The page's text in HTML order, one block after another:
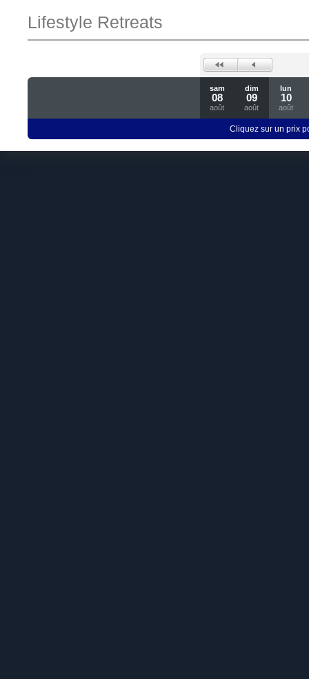
Lifestyle Retreats
sam
08
août
dim
09
août
lun
10
août
Cliquez sur un prix